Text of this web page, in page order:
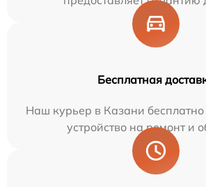
Бесплатная
Наш курьер в Казани бесплатно
устройство на ремонт и